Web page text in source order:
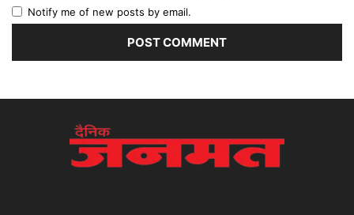
Notify me of new posts by email.